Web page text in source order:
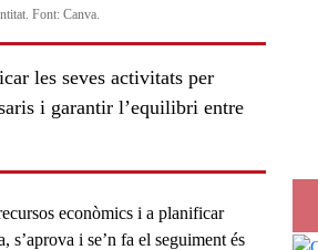
Font: Canva.
les seves activitats per
i garantir l’equilibri entre
econòmics i a planificar
, s’aprova i se’n fa el seguimentés